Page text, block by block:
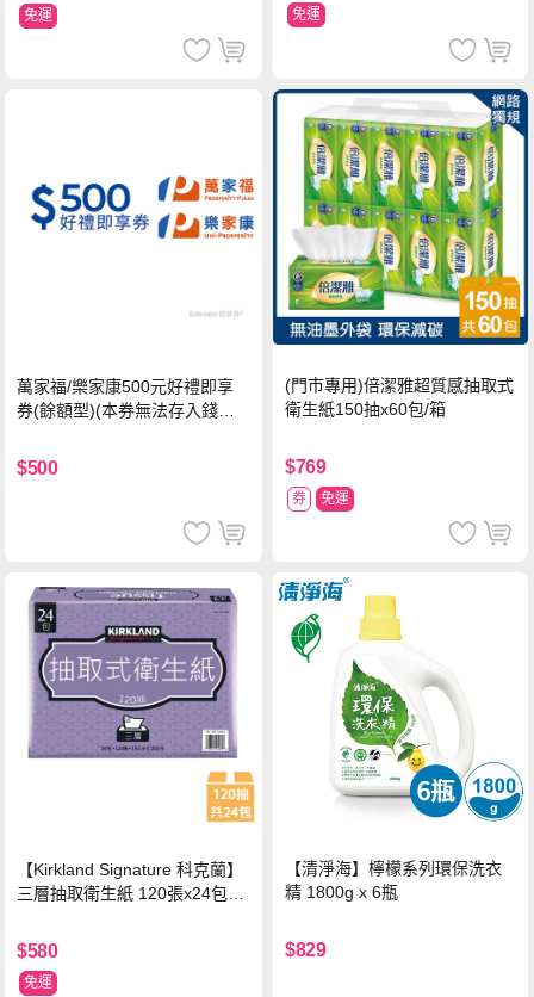
免運 免運
萬家福/樂家康500元好禮即享
券(餘額型)(本券無法存入錢包
$500
(門市專用)倍潔雅超質感抽取式
衛生紙150抽x60包/箱
$769
券 免運
【Kirkland Signature 科克蘭】
三層抽取衛生紙 120張x24包x1
$580
免運
【清淨海】檸檬系列環保洗衣
精 1800g x 6瓶
$829